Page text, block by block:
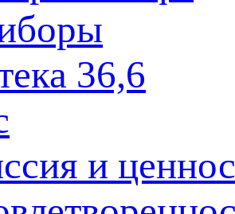
36,6
и